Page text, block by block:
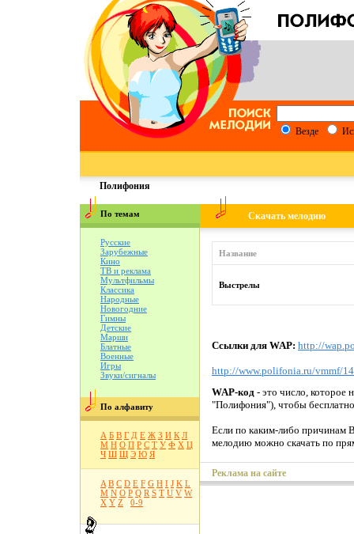
Везде
Полифония
По темам
Русские
Зарубежные
Кино
ТВ и реклама
Мультфильмы
Классика
Народные
Новогодние
Гимны
Детские
Марши
Блатные
Военные
Игры
Звуки/сигналы
По алфавиту
А Б В Г Д Е Ж З И К Л
М Н О П Р С Т У Ф Х Ц
Ч Ш Щ Э Ю Я
A B C D E F G H I J K L
M N O P Q R S T U V W
X Y Z 0-9
Скачать мелодию
Название
Выстрелы
Ссылки для WAP: http://
http://www.polifonia.ru/vmmf/
WAP-код - это число, которое
"Полифония"), чтобы
Если по каким-либо причинам
мелодию можно скачать по
Реклама на сайте